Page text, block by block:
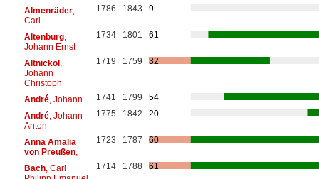
Almenräder,
Carl
1786 1843 9
Altenburg,
Johann Ernst
1734 1801 61
Altnickol,
Johann
Christoph
1719 1759 32
André, Johann 1741 1799
54
André, Johann
Anton
1775 1842 20
Anna Amalia
von Preußen,
1723 1787 60
Bach, Carl
1714 1788 61